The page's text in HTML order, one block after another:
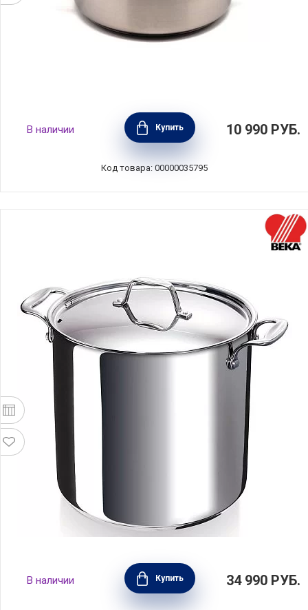
Кастрюля "Европа" 3 л, диаметр 18 см,
нержавеющая сталь, Silampos, Португалия,
632123BM6618
В наличии Купить 10 990 РУБ.
Код товара: 00000035795
Кастрюля суповая с крышкой Chef 10 л
диаметр 24 см, нержавеющая сталь 18/10,
BEKA, Бельгия, 12063244
В наличии Купить 34 990 РУБ.